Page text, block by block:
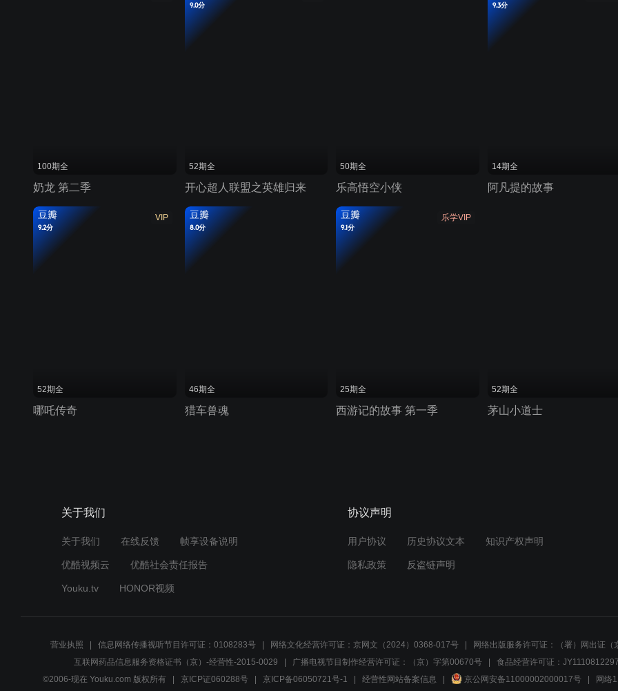
100期全
奶龙 第二季
9.0分
52期全
开心超人联盟之英雄归来
50期全
乐高悟空小侠
9.3分
14期全
阿凡提的故事
VIP
豆瓣
9.2分
52期全
哪吒传奇
豆瓣
8.0分
46期全
猎车兽魂
乐学VIP
豆瓣
9.1分
25期全
西游记的故事 第一季
52期全
茅山小道士
关于我们
关于我们 在线反馈 帧享设备说明
优酷视频云 优酷社会责任报告
Youku.tv HONOR视频
协议声明
用户协议 历史协议文本 知识产权声明
隐私政策 反盗链声明
营业执照 信息网络传播视听节目许可证：0108283号 网络文化经营许可证：京网文（2024）0368-017号
网络出版服务许可证：（署）网出证（
互联网药品信息服务资格证书（京）-经营性-2015-0029
广播电视节目制作经营许可证：（京）字第00670号
食品经营许可证：
©2006-现在 Youku.com 版权所有
京ICP证060288号 京ICP备06050721号-1 经营性网站备案信息 京公网安备11000002000017号 网络